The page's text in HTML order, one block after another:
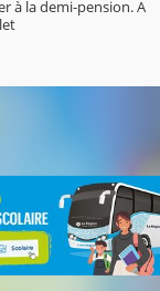
à la demi-pension. A